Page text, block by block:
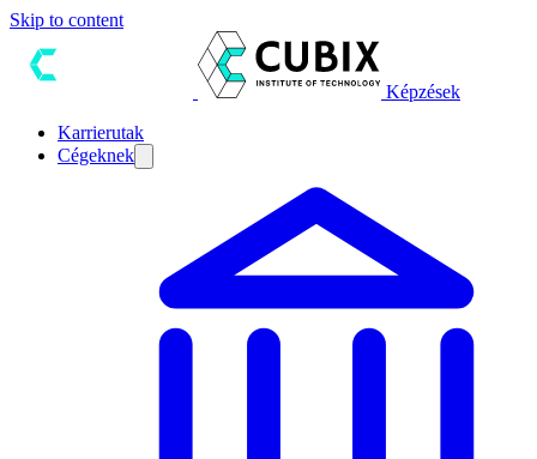
Skip to content
Képzések
Karrierutak
Cégeknek